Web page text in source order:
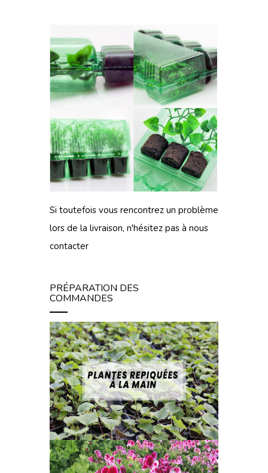
Si toutefois vous rencontrez un problème
lors de la livraison, n'hésitez pas à nous
contacter
PRÉPARATION DES
COMMANDES